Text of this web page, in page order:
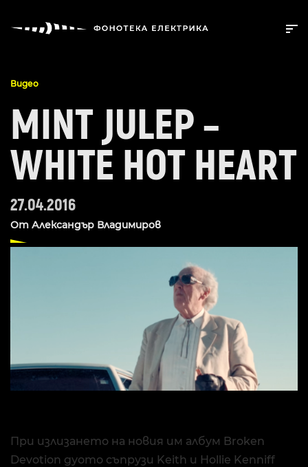
Видео
MINT JULEP –
WHITE HOT HEART
27.04.2016
От Александър Владимиров
При излизането на новия им албум Broken
Devotion дуото съпрузи Keith и Hollie Kenniff